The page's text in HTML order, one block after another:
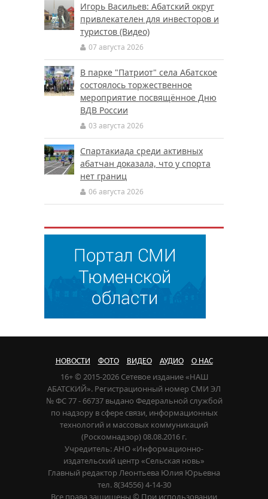
Игорь Васильев: Абатский округ
привлекателен для инвесторов и
туристов (Видео)
07 августа 2026
В парке "Патриот" села Абатское
состоялось торжественное
мероприятие посвящённое Дню
ВДВ России
03 августа 2026
Спартакиада среди активных
абатчан доказала, что у спорта
нет границ
06 августа 2026
НОВОСТИ ФОТО ВИДЕО АУДИО О НАС
16+ © 2015-2026 Сетевое издание «НАШ
АБАТСКИЙ». Регистрационный номер СМИ ЭЛ
№ ФС 77 - 66737 выдано Федеральной службой
по надзору в сфере связи, информационных
технологий и массовых коммуникаций
(Роскомнадзор) 08.08.2016 г.
Учредитель: АНО «Информационно-
издательский центр «Сельская новь»
Главный редактор Леонтьева Юлия Юрьевна
тел. 8(34556) 4-14-30
Все права защищены © При использовании